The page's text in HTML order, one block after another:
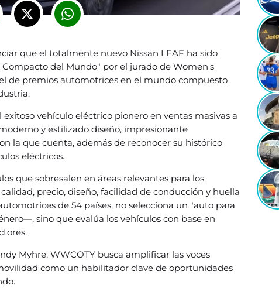
que el totalmente nuevo Nissan LEAF ha sido
del Mundo" por el jurado de Women's
de premios automotrices en el mundo compuesto
vehículo eléctrico pionero en ventas masivas a
y estilizado diseño, impresionante
la que cuenta, además de reconocer su histórico
eléctricos.
que sobresalen en áreas relevantes para los
precio, diseño, facilidad de conducción y huella
de 54 países, no selecciona un "auto para
sino que evalúa los vehículos con base en
Myhre, WWCOTY busca amplificar las voces
como un habilitador clave de oportunidades